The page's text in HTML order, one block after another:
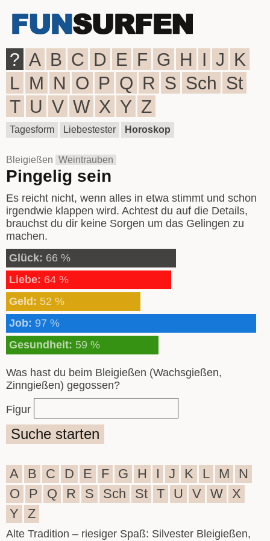
? A B C D E F G H I J K
L M N O P Q R S Sch St
T U V W X Y Z
Tagesform Liebestester Horoskop
Bleigießen Weintrauben
Pingelig sein
Es reicht nicht, wenn alles in etwa stimmt und schon
irgendwie klappen wird. Achtest du auf die Details,
brauchst du dir keine Sorgen um das Gelingen zu
machen.
Glück: 66 %
Liebe: 64 %
Geld: 52 %
Job: 97 %
Gesundheit: 59 %
Was hast du beim Bleigießen (Wachsgießen,
Zinngießen) gegossen?
Figur
Suche starten
A B C D E F G H I J K L M
N
O
P Q R S Sch St T U V W X
Y
Z
Alte Tradition – riesiger Spaß: Silvester Bleigießen,